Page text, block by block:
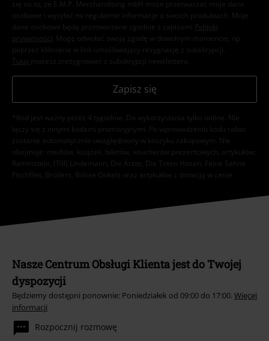
się na to, że E.M.P. Merchandising mbH może przetwarzać moje dane
osobowe i wysyłać mi regularnie informacje o swoich produktach. Moje
dane osobowe będą przetwarzane zgodnie z zapisami
Polityki
prywatności . Mogę odwołać swoją zgodę w dowolnym momencie, np.
poprzez kliknięcie w link umożliwiający rezygnację z subskrypcji.
Tutaj możesz zrezygnować z subskrypcji newslettera.
Zapisz się
*Kod jest ważny przez 4 tygodnie. Do wykorzystania tylko online. NIe
łączy się z innymi kodami promocyjnymi. Po wprowadzeniu kodu rabat
zostanie automatycznie uwzględniony w koszyku zakupowym. Nie
obejmuje: mediów, książek, biletów, voucherów prezentowych, artykułów:
Rammstein, (Till) Lindemann, Die Ärzte, Die Toten Hosen, Feine Sahne
Fischfilet, Broilers, Böhse Onkelz oraz artykułów z donacją w cenie.
Nasze Centrum Obsługi Klienta jest do Twojej
dyspozycji
Będziemy dostępni ponownie: Poniedziałek od 09:00 do 17:00. Więcej
informacji
Rozpocznij rozmowę